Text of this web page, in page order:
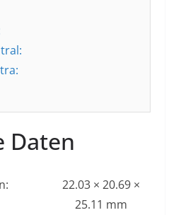
Daten
22.03 × 20.69 ×
25.11 mm